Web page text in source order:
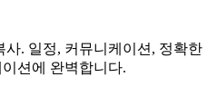
. 일정, 커뮤니케이션, 정확한
션에 완벽합니다.